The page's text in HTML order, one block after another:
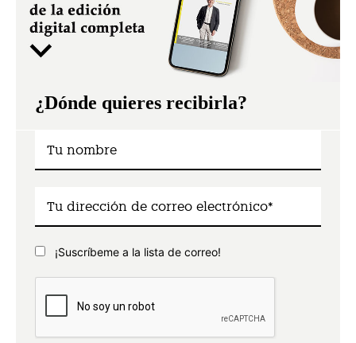
¿Dónde quieres recibirla?
¡Suscríbeme a la lista de correo!